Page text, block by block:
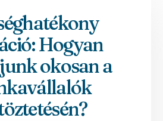
Hogyan
okosan a